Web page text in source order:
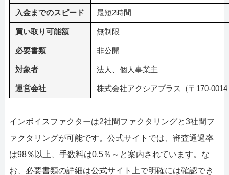
入金までのスピード 最短2時間
買い取り可能額 無制限
必要書類 非公開
対象者 法人、個人事業主
運営会社 株式会社アクシアプラス（〒170-
インボイスファクターは2社間ファクタリングと3社間フ
ァクタリングが可能です。公式サイトでは、審査通過率
は98％以上、手数料は0.5％～と案内されています。な
お、必要書類の詳細は公式サイト上で明確には確認でき